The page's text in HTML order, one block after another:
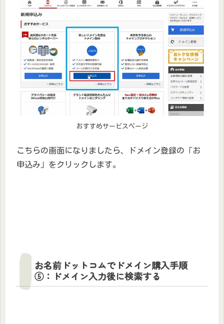
おすすめサービスページ
こちらの画面になりましたら、ドメイン登録の「お
申込み」をクリックします。
お名前ドットコムでドメイン購入手順
⑤：ドメイン入力後に検索する